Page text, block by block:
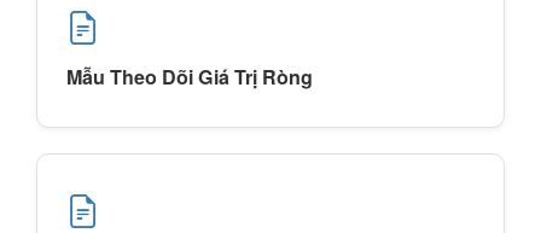
Mẫu Theo Dõi Giá Trị Ròng